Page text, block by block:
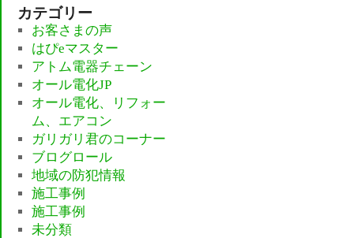
カテゴリー
お客さまの声
はぴeマスター
アトム電器チェーン
オール電化JP
オール電化、リフォー
ム、エアコン
ガリガリ君のコーナー
ブログロール
地域の防犯情報
施工事例
施工事例
未分類